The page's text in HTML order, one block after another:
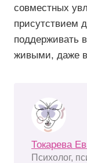
совместных
присутствием
поддерживать
живыми, даже в
Токарева
Психолог,